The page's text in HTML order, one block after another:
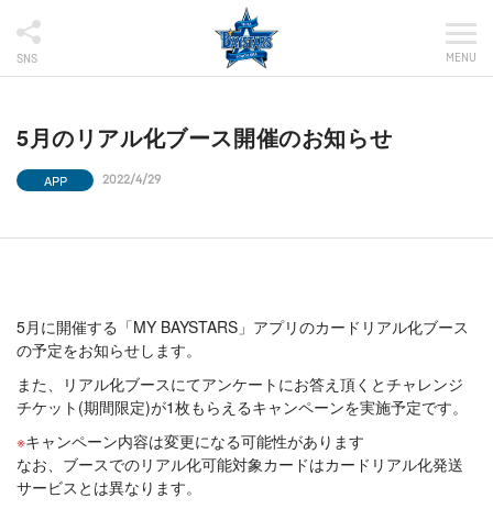
SNS MENU
5月のリアル化ブース開催のお知らせ
APP 2022/4/29
5月に開催する「MY BAYSTARS」アプリのカードリアル化ブース
の予定をお知らせします。
また、リアル化ブースにてアンケートにお答え頂くとチャレンジ
チケット(期間限定)が1枚もらえるキャンペーンを実施予定です。
キャンペーン内容は変更になる可能性があります
なお、ブースでのリアル化可能対象カードはカードリアル化発送
サービスとは異なります。